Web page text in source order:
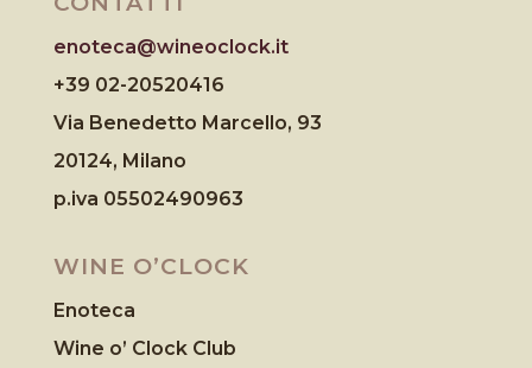
enoteca@wineoclock.it
+39 02-20520416
Via Benedetto Marcello, 93
20124, Milano
p.iva 05502490963
WINE O’CLOCK
Enoteca
Wine o’ Clock Club